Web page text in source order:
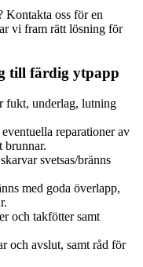
Kontakta oss för en
vi fram rätt lösning för
till färdig ytpapp
fukt, underlag, lutning
reparationer av
brunnar.
svetsas/bränns
med goda överlapp,
och takfötter samt
och avslut, samt råd för